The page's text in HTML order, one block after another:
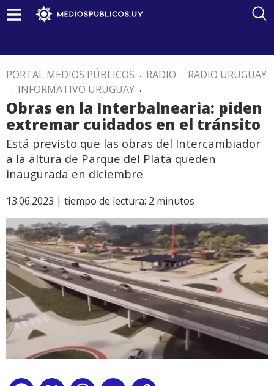
PORTAL MEDIOS PÚBLICOS . RADIO . RADIO URUGUAY
. INFORMATIVO URUGUAY .
Obras en la Interbalnearia: piden
extremar cuidados en el tránsito
Está previsto que las obras del Intercambiador
a la altura de Parque del Plata queden
inaugurada en diciembre
13.06.2023 | tiempo de lectura: 2 minutos